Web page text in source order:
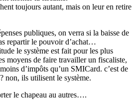
toujours autant, mais on leur en retire
publiques, on verra si la baisse de
repartir le pouvoir d’achat…
le système est fait pour les plus
moyens de faire travailler un fiscaliste,
d’impôts qu’un SMICard. c’est de
non, ils utilisent le système.
le chapeau au autres….